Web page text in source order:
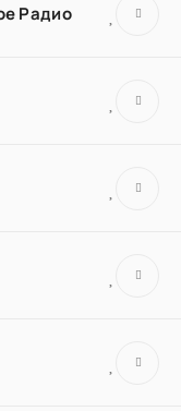
Радио